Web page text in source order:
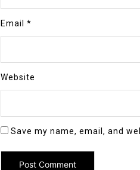
Email *
Website
Save my name, email, and